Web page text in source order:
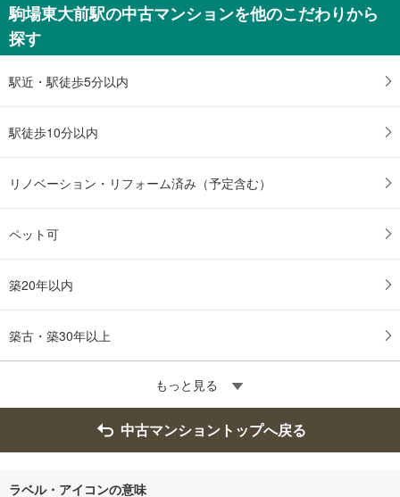
す
る
駒場東大前駅の中古マンションを他のこだわりから
探す
駅近・駅徒歩5分以内
駅徒歩10分以内
リノベーション・リフォーム済み（予定含む）
ペット可
築20年以内
築古・築30年以上
もっと見る
中古マンショントップへ戻る
ラベル・アイコンの意味